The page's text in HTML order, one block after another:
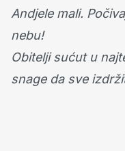
Andjele mali.
nebu!
Obitelji sućut u
snage da sve